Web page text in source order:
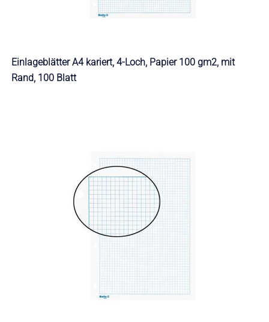
Einlageblätter A4 kariert, 4-Loch, Papier 100 gm2, mit
Rand, 100 Blatt